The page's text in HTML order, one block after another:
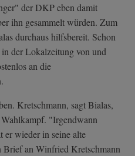
der DKP eben damit
ihn gesammelt würden. Zum
durchaus hilfsbereit. Schon
der Lokalzeitung von und
an die
Kretschmann, sagt Bialas,
"Irgendwann
er wieder in seine alte
Brief an Winfried Kretschmann